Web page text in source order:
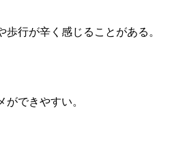
行が辛く感じることがある。
できやすい。